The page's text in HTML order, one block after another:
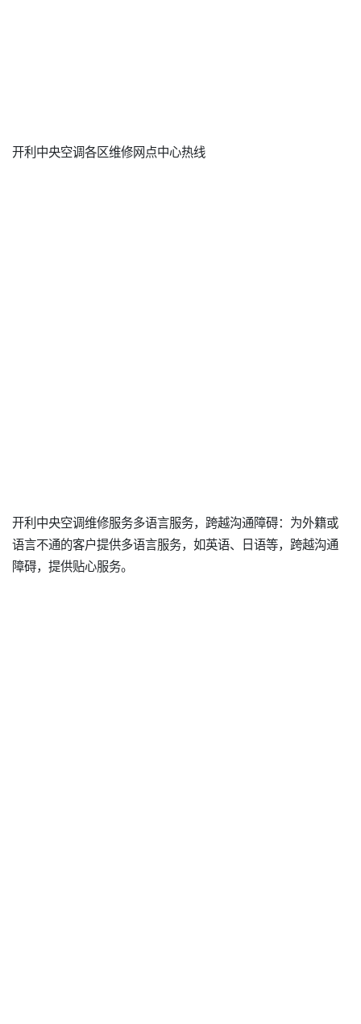
开利中央空调各区维修网点中心热线
开利中央空调维修服务多语言服务，跨越沟通障碍：为外籍或
语言不通的客户提供多语言服务，如英语、日语等，跨越沟通
障碍，提供贴心服务。